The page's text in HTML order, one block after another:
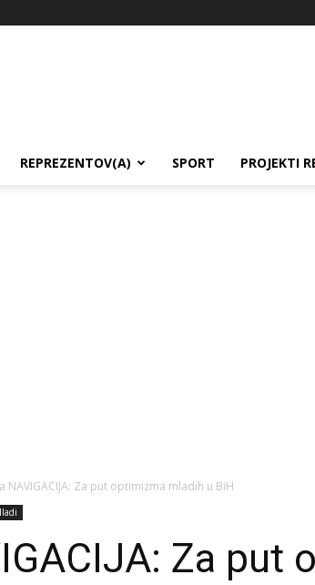
REPREZENTOV(A) SPORT PROJEKTI
NAVIGACIJA: Za put optimizma mladih u BiH
Za put